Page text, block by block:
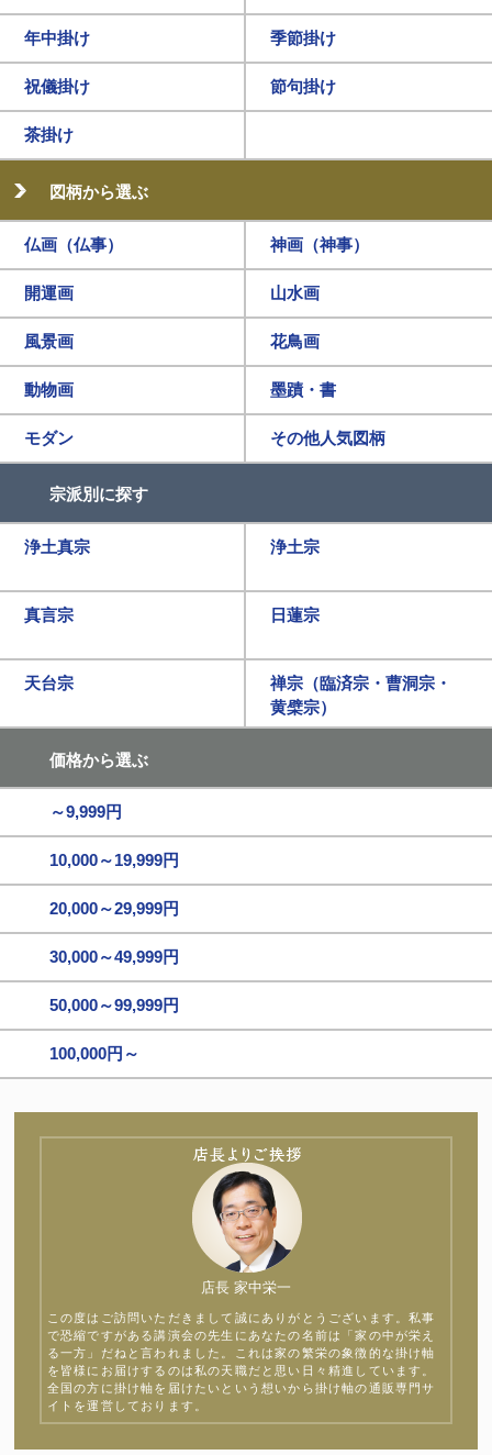
年中掛け 季節掛け
祝儀掛け 節句掛け
茶掛け
図柄から選ぶ
仏画（仏事） 神画（神事）
開運画 山水画
風景画 花鳥画
動物画 墨蹟・書
モダン その他人気図柄
宗派別に探す
浄土真宗 浄土宗
真言宗 日蓮宗
天台宗
禅宗（臨済宗・曹洞宗・
黄檗宗）
価格から選ぶ
～9,999円
10,000～19,999円
20,000～29,999円
30,000～49,999円
50,000～99,999円
100,000円～
店長 家中栄一
この度はご訪問いただきまして誠にありがとうございます。私事
で恐縮ですがある講演会の先生にあなたの名前は「家の中が栄え
る一方」だねと言われました。これは家の繁栄の象徴的な掛け軸
を皆様にお届けするのは私の天職だと思い日々精進しています。
全国の方に掛け軸を届けたいという想いから掛け軸の通販専門サ
イトを運営しております。